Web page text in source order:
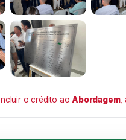
o crédito ao Abordagem,